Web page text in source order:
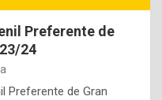
Preferente de
24
Preferente de Gran